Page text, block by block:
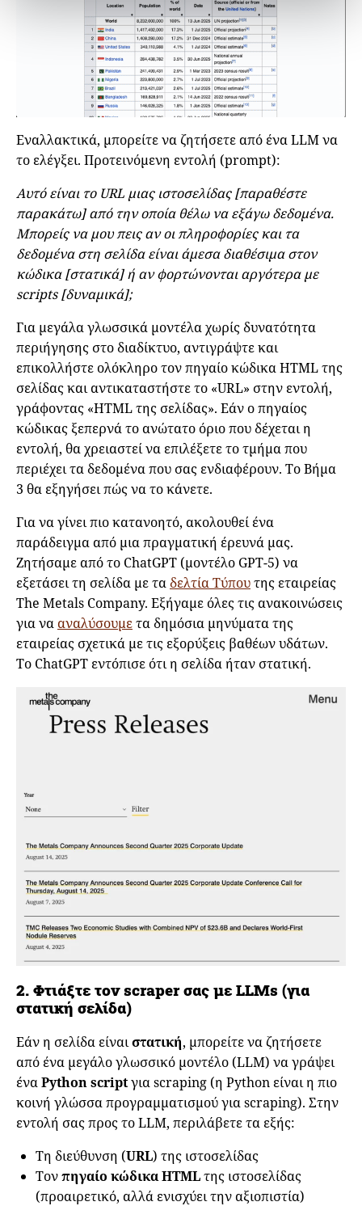
Εναλλακτικά, μπορείτε να ζητήσετε από ένα LLM να
το ελέγξει. Προτεινόμενη εντολή (prompt):
Αυτό είναι το URL μιας ιστοσελίδας [παραθέστε
παρακάτω] από την οποία θέλω να εξάγω δεδομένα.
Μπορείς να μου πεις αν οι πληροφορίες και τα
δεδομένα στη σελίδα είναι άμεσα διαθέσιμα στον
κώδικα [στατικά] ή αν φορτώνονται αργότερα με
scripts [δυναμικά];
Για μεγάλα γλωσσικά μοντέλα χωρίς δυνατότητα
περιήγησης στο διαδίκτυο, αντιγράψτε και
επικολλήστε ολόκληρο τον πηγαίο κώδικα HTML της
σελίδας και αντικαταστήστε το «URL» στην εντολή,
γράφοντας «HTML της σελίδας». Εάν ο πηγαίος
κώδικας ξεπερνά το ανώτατο όριο που δέχεται η
εντολή, θα χρειαστεί να επιλέξετε το τμήμα που
περιέχει τα δεδομένα που σας ενδιαφέρουν. Το Βήμα
3 θα εξηγήσει πώς να το κάνετε.
Για να γίνει πιο κατανοητό, ακολουθεί ένα
παράδειγμα από μια πραγματική έρευνά μας.
Ζητήσαμε από το ChatGPT (μοντέλο GPT-5) να
εξετάσει τη σελίδα με ταδελτία Τύπουτης εταιρείας
The Metals Company. Εξήγαμε όλες τις ανακοινώσεις
για νααναλύσουμετα δημόσια μηνύματα της
εταιρείας σχετικά με τις εξορύξεις βαθέων υδάτων.
Το ChatGPT εντόπισε ότι η σελίδα ήταν στατική.
2. Φτιάξτε τον scraper σας με LLMs (για
στατική σελίδα)
Εάν η σελίδα είναιστατική, μπορείτε να ζητήσετε
από ένα μεγάλο γλωσσικό μοντέλο (LLM) να γράψει
έναPython scriptγια scraping (η Python είναι η πιο
κοινή γλώσσα προγραμματισμού για scraping). Στην
εντολή σας προς το LLM, περιλάβετε τα εξής:
Τη διεύθυνση (URL) της ιστοσελίδας
Τονπηγαίο κώδικα HTMLτης ιστοσελίδας
(προαιρετικό, αλλά ενισχύει την αξιοπιστία)